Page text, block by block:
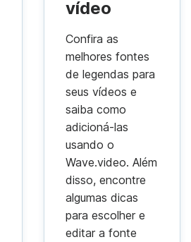
vídeo
Confira as
melhores fontes
de legendas para
seus vídeos e
saiba como
adicioná-las
usando o
Wave.video. Além
disso, encontre
algumas dicas
para escolher e
editar a fonte